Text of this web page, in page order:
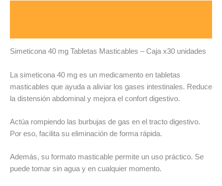
Simeticona 40 mg Tabletas Masticables – Caja x30 unidades
La simeticona 40 mg es un medicamento en tabletas
masticables que ayuda a aliviar los gases intestinales. Reduce
la distensión abdominal y mejora el confort digestivo.
Actúa rompiendo las burbujas de gas en el tracto digestivo.
Por eso, facilita su eliminación de forma rápida.
Además, su formato masticable permite un uso práctico. Se
puede tomar sin agua y en cualquier momento.